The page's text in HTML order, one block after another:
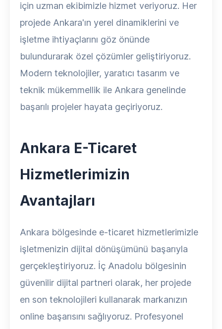
için uzman ekibimizle hizmet veriyoruz. Her
projede Ankara'ın yerel dinamiklerini ve
işletme ihtiyaçlarını göz önünde
bulundurarak özel çözümler geliştiriyoruz.
Modern teknolojiler, yaratıcı tasarım ve
teknik mükemmellik ile Ankara genelinde
başarılı projeler hayata geçiriyoruz.
Ankara E-Ticaret
Hizmetlerimizin
Avantajları
Ankara bölgesinde e-ticaret hizmetlerimizle
işletmenizin dijital dönüşümünü başarıyla
gerçekleştiriyoruz. İç Anadolu bölgesinin
güvenilir dijital partneri olarak, her projede
en son teknolojileri kullanarak markanızın
online başarısını sağlıyoruz. Profesyonel